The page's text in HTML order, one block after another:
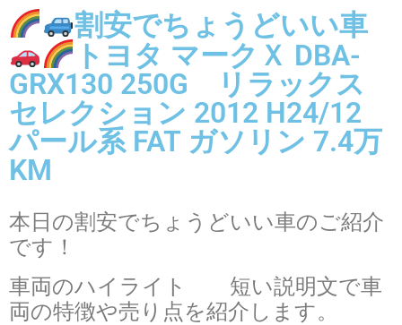
割安でちょうどいい車
トヨタ マークＸ DBA-
GRX130 250G リラックス
セレクション 2012 H24/12
パール系 FAT ガソリン 7.4万
KM
本日の割安でちょうどいい車のご紹介
です！
車両のハイライト 短い説明文で車
両の特徴や売り点を紹介します。